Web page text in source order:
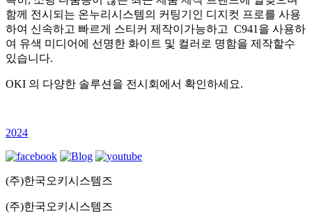
함께 전시되는 온누리시스템의 커팅기인 디지컷 프로를 사용
하여 신속하고 빠르게 스티커 제작이가능하고 C941을 사용하
여 유색 미디어에 선명한 화이트 및 컬러로 명함을 제작할수
있습니다.
OKI 의 다양한 솔루션을 전시회에서 확인하세요.
2024
(주)한국오키시스템즈
(주)한국오키시스템즈